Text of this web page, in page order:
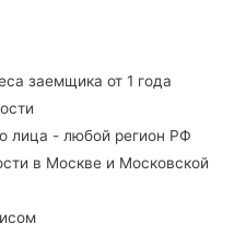
заемщика от 1 года
лица - любой регион РФ
в Москве и Московской